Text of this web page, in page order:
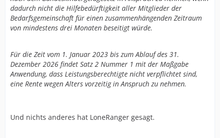
dadurch nicht die Hilfebedürftigkeit aller Mitglieder der
Bedarfsgemeinschaft für einen zusammenhängenden Zeitraum
von mindestens drei Monaten beseitigt würde.
Für die Zeit vom 1. Januar 2023 bis zum Ablauf des 31.
Dezember 2026 findet Satz 2 Nummer 1 mit der Maßgabe
Anwendung, dass Leistungsberechtigte nicht verpflichtet sind,
eine Rente wegen Alters vorzeitig in Anspruch zu nehmen.
Und nichts anderes hat LoneRanger gesagt.